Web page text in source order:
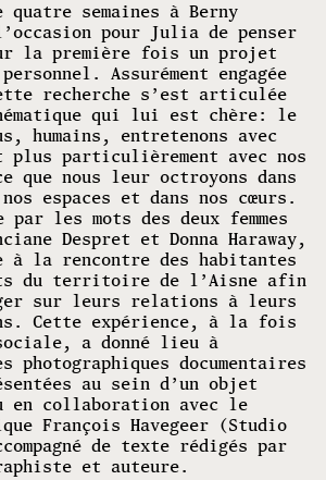
quatre semaines à Berny
pour Julia de penser
la première fois un projet
Assurément engagée
recherche s’est articulée
qui lui est chère: le
humains, entretenons avec
plus particulièrement avec nos
que nous leur octroyons dans
espaces et dans nos cœurs.
par les mots des deux femmes
Despret et Donna Haraway,
la rencontre des habitantes
du territoire de l’Aisne afin
sur leurs relations à leurs
Cette expérience, à la fois
a donné lieu à
photographiques documentaires
au sein d’un objet
en collaboration avec le
François Havegeer (Studio
de texte rédigés par
et auteure.